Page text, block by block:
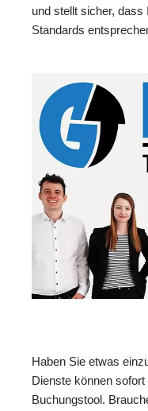
und stellt sicher,
Standards
Haben Sie etwas
Dienste können
Buchungstool.